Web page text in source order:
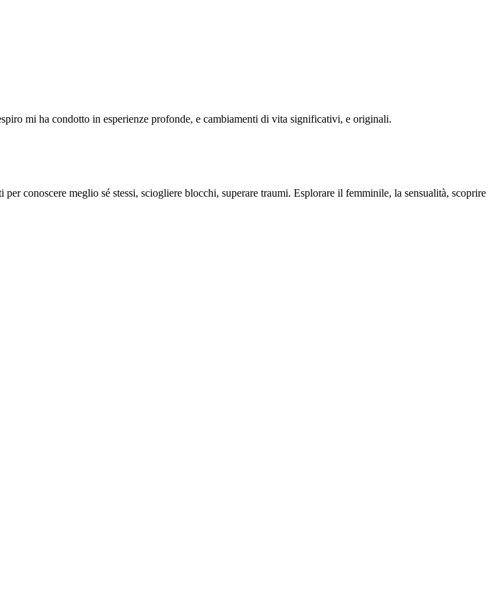
mi ha condotto in esperienze profonde, e cambiamenti di vita significativi, e originali.
conoscere meglio sé stessi, sciogliere blocchi, superare traumi. Esplorare il femminile, la sensualità, scoprire